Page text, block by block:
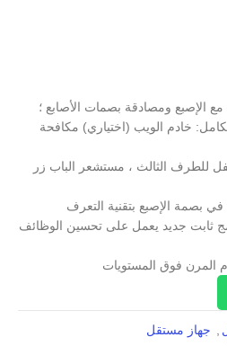
مع الإصبع ومصادقة بصمات الأصابع ؛
خادم الويب (اختياري) مكافحة
للطرف الثالث ، مستشعر الباب زر
بصمة الإصبع بتقنية التعرف
ثابت جديد يعمل على تحسين الوظائف
المرن فوق المستويات
جهاز مستقل